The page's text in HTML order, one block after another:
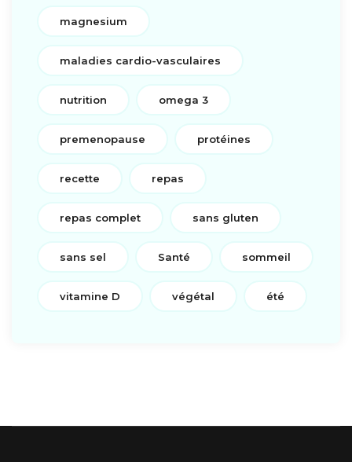
magnesium
maladies cardio-vasculaires
nutrition omega 3
premenopause protéines
recette repas
repas complet sans gluten
sans sel Santé sommeil
vitamine D végétal été